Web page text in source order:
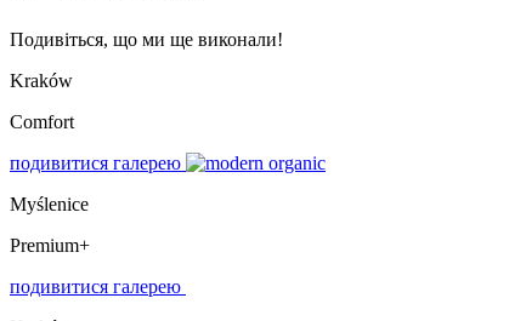
Подивіться, що ми ще виконали!
Kraków
Comfort
подивитися галерею
Myślenice
Premium+
подивитися галерею